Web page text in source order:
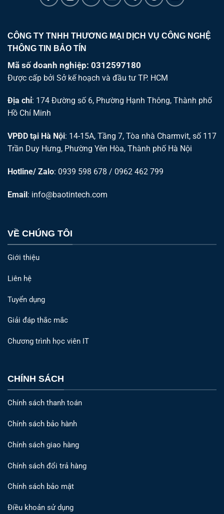
CÔNG TY TNHH THƯƠNG MẠI DỊCH VỤ CÔNG NGHỆ
THÔNG TIN BẢO TÍN
Mã số doanh nghiệp: 0312597180
Được cấp bởi Sở kế hoạch và đầu tư TP. HCM
Địa chỉ: 174 Đường số 6, Phường Hạnh Thông, Thành phố
Hồ Chí Minh
VPĐD tại Hà Nội: 14-15A, Tầng 7, Tòa nhà Charmvit, số 117
Trần Duy Hưng, Phường Yên Hòa, Thành phố Hà Nội
Hotline/ Zalo: 0939 598 678 / 0962 462 799
Email: info@baotintech.com
VỀ CHÚNG TÔI
Giới thiệu
Liên hệ
Tuyển dụng
Giải đáp thắc mắc
Chương trình học viên IT
CHÍNH SÁCH
Chính sách thanh toán
Chính sách bảo hành
Chính sách giao hàng
Chính sách đổi trả hàng
Chính sách bảo mật
Điều khoản sử dụng